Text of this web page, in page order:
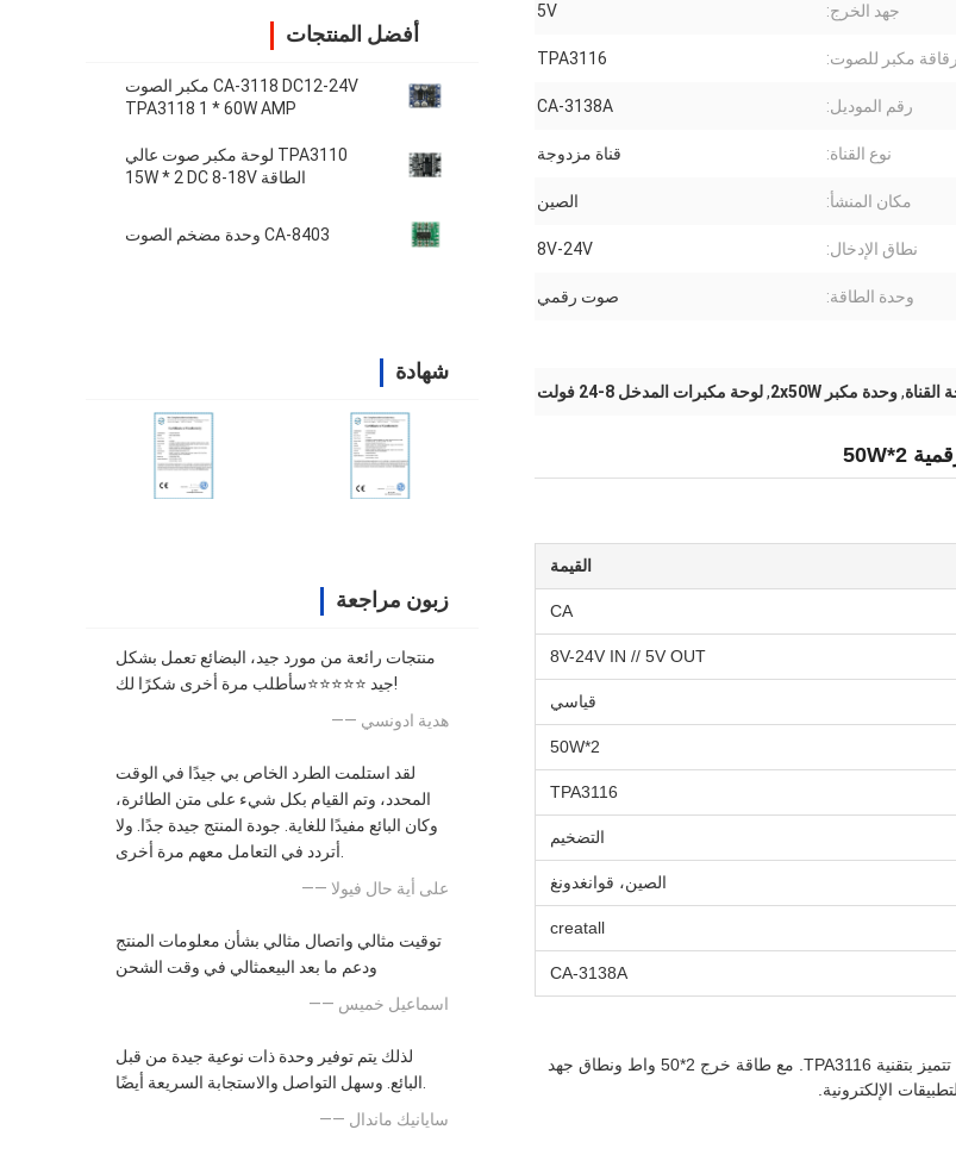
أفضل المنتجات
CA-3118 DC12-24V مكبر الصوت
TPA3118 1 * 60W AMP
TPA3110 لوحة مكبر صوت عالي
الطاقة 15W * 2 DC 8-18V
CA-8403 وحدة مضخم الصوت
شهادة
زبون مراجعة
منتجات رائعة من مورد جيد، البضائع تعمل بشكل
جيد ⭐⭐⭐⭐⭐سأطلب مرة أخرى شكرًا لك!
—— هدية ادونسي
لقد استلمت الطرد الخاص بي جيدًا في الوقت
المحدد، وتم القيام بكل شيء على متن الطائرة،
وكان البائع مفيدًا للغاية. جودة المنتج جيدة جدًا. ولا
أتردد في التعامل معهم مرة أخرى.
—— على أية حال فيولا
توقيت مثالي واتصال مثالي بشأن معلومات المنتج
ودعم ما بعد البيعمثالي في وقت الشحن
—— اسماعيل خميس
لذلك يتم توفير وحدة ذات نوعية جيدة من قبل
البائع. وسهل التواصل والاستجابة السريعة أيضًا.
—— سايانيك ماندال
جهد الخرج: 5V
رقاقة مكبر للصوت: TPA3116
رقم الموديل: CA-3138A
نوع القناة: قناة مزدوجة
مكان المنشأ: الصين
نطاق الإدخال: 8V-24V
وحدة الطاقة: صوت رقمي
,وحدة مكبر 2x50W ,لوحة مكبرات المدخل 8-24 فولت
القيمة
CA
8V-24V IN // 5V OUT
قياسي
2*50W
TPA3116
التضخيم
الصين، قوانغدونغ
creatall
CA-3138A
CA-3138A عبارة عن لوحة مضخم طاقة ثنائي القناة عالية الأداء بجهد 5 فولت تتميز بتقنية TPA3116. مع طاقة خرج 2*50 واط ونطاق جهد